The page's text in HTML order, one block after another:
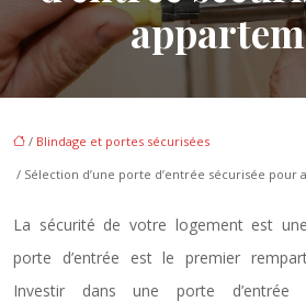
/ Blindage et portes sécurisées
/ Sélection d’une porte d’entrée sécurisée pour
La sécurité de votre logement est
porte d’entrée est le premier
Investir dans une porte d’entrée